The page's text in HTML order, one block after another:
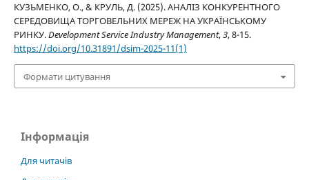
КУЗЬМЕНКО, О., & КРУЛЬ, Д. (2025). АНАЛІЗ КОНКУРЕНТНОГО
СЕРЕДОВИЩА ТОРГОВЕЛЬНИХ МЕРЕЖ НА УКРАЇНСЬКОМУ
РИНКУ.Development Service Industry Management,3, 8-15.
https://doi.org/10.31891/dsim-2025-11(1)
Формати цитування
Інформація
Для читачів